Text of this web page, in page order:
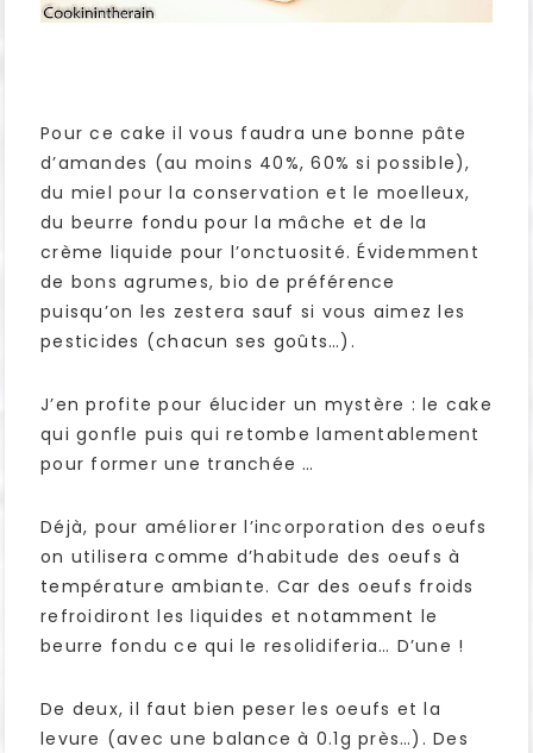
Pour ce cake il vous faudra une bonne pâte
d’amandes (au moins 40%, 60% si possible),
du miel pour la conservation et le moelleux,
du beurre fondu pour la mâche et de la
crème liquide pour l’onctuosité. Évidemment
de bons agrumes, bio de préférence
puisqu’on les zestera sauf si vous aimez les
pesticides (chacun ses goûts…).
J’en profite pour élucider un mystère : le cake
qui gonfle puis qui retombe lamentablement
pour former une tranchée …
Déjà, pour améliorer l’incorporation des oeufs
on utilisera comme d’habitude des oeufs à
température ambiante. Car des oeufs froids
refroidiront les liquides et notamment le
beurre fondu ce qui le resolidiferia… D’une !
De deux, il faut bien peser les oeufs et la
levure (avec une balance à 0.1g près…). Des